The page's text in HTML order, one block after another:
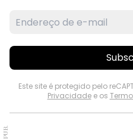
Este site é protegido pelo
Privacidadee os
PUB.